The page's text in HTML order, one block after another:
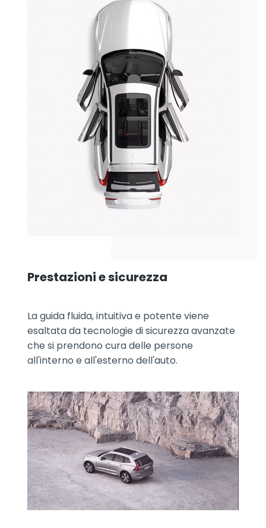
Prestazioni e sicurezza
La guida fluida, intuitiva e potente viene
esaltata da tecnologie di sicurezza avanzate
che si prendono cura delle persone
all'interno e all'esterno dell'auto.